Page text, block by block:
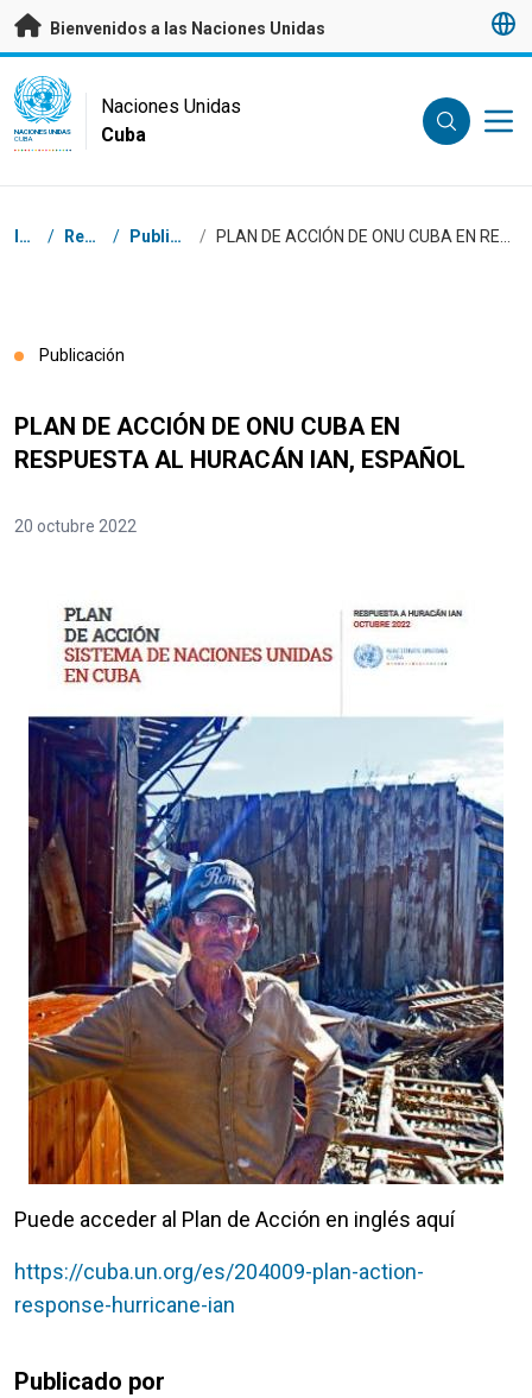
Saltar a contenido principal
Bienvenidos a las Naciones Unidas
UN Logo
NACIONES UNIDAS
CUBA
Naciones Unidas
Cuba
Coordenadas dentro de la ruta de navegación
Inicio / Recursos / Publicaciones /
Publicación
PLAN DE ACCIÓN DE ONU CUBA EN
RESPUESTA AL HURACÁN IAN, ESPAÑOL
20 octubre 2022
Puede acceder al Plan de Acción en inglés aquí
https://cuba.un.org/es/204009-plan-action-
response-hurricane-ian
Publicado por